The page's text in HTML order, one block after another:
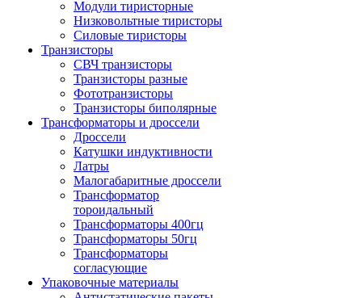
Модули тиристорные
Низковольтные тиристоры
Силовые тиристоры
Транзисторы
СВЧ транзисторы
Транзисторы разные
Фототранзисторы
Транзисторы биполярные
Трансформаторы и дроссели
Дроссели
Катушки индуктивности
Латры
Малогабаритные дроссели
Трансформатор
тороидальный
Трансформаторы 400гц
Трансформаторы 50гц
Трансформаторы
согласующие
Упаковочные материалы